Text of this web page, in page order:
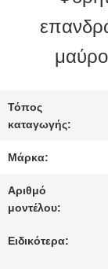
ΜΑΣ
ΕΛΆΤΕ
ΣΕ
ΕΠΑΦΉ
Τόπος
καταγωγής:
Μάρκα:
Αριθμό
μοντέλου:
Ειδικότερα: